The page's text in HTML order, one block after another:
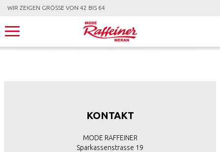
KONTAKT
MODE RAFFEINER
Sparkassenstrasse 19
WIR ZEIGEN GRÖSSE VON 42 BIS 64